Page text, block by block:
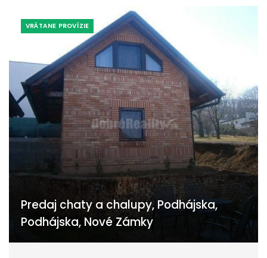
VRÁTANE PROVÍZIE
Predaj chaty a chalupy, Podhájska,
Podhájska, Nové Zámky